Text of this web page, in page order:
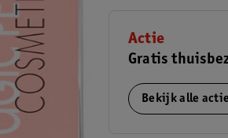
Actie
Gratis
Bekijk alle